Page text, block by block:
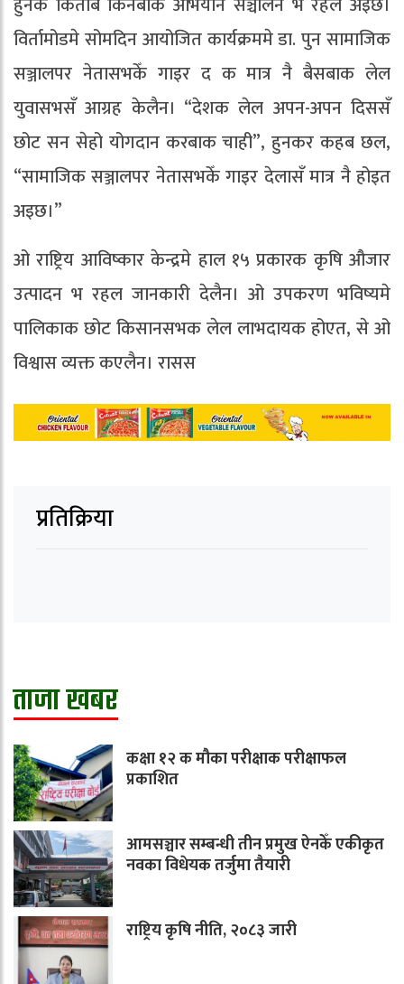
विर्तामोडमे सोमदिन आयोजित कार्यक्रममे डा. पुन सामाजिक
सञ्जालपर नेतासभकेँ गाइर द क मात्र नै बैसबाक लेल
युवासभसँ आग्रह केलैन। “देशक लेल अपन-अपन दिससँ
छोट सन सेहो योगदान करबाक चाही”, हुनकर कहब छल,
“सामाजिक सञ्जालपर नेतासभकेँ गाइर देलासँ मात्र नै होइत
अइछ।”
ओ राष्ट्रिय आविष्कार केन्द्रमे हाल १५ प्रकारक कृषि औजार
उत्पादन भ रहल जानकारी देलैन। ओ उपकरण भविष्यमे
पालिकाक छोट किसानसभक लेल लाभदायक होएत, से ओ
विश्वास व्यक्त कएलैन। रासस
प्रतिक्रिया
ताजा खबर
कक्षा १२ क मौका परीक्षाक परीक्षाफल
प्रकाशित
आमसञ्चार सम्बन्धी तीन प्रमुख ऐनकेँ एकीकृत
नवका विधेयक तर्जुमा तैयारी
राष्ट्रिय कृषि नीति, २०८३ जारी